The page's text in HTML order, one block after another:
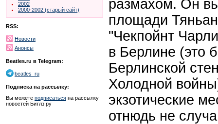
2002
2000-2002 (старый сайт)
RSS:
Новости
Анонсы
Beatles.ru в Telegram:
beatles_ru
Подписка на рассылку:
Вы можете подписаться на рассылку
новостей Битлз.ру
размахом. Он
площади
"Чекпойнт
в Берлине (это
Берлинской
Холодной
экзотические
отнюдь не